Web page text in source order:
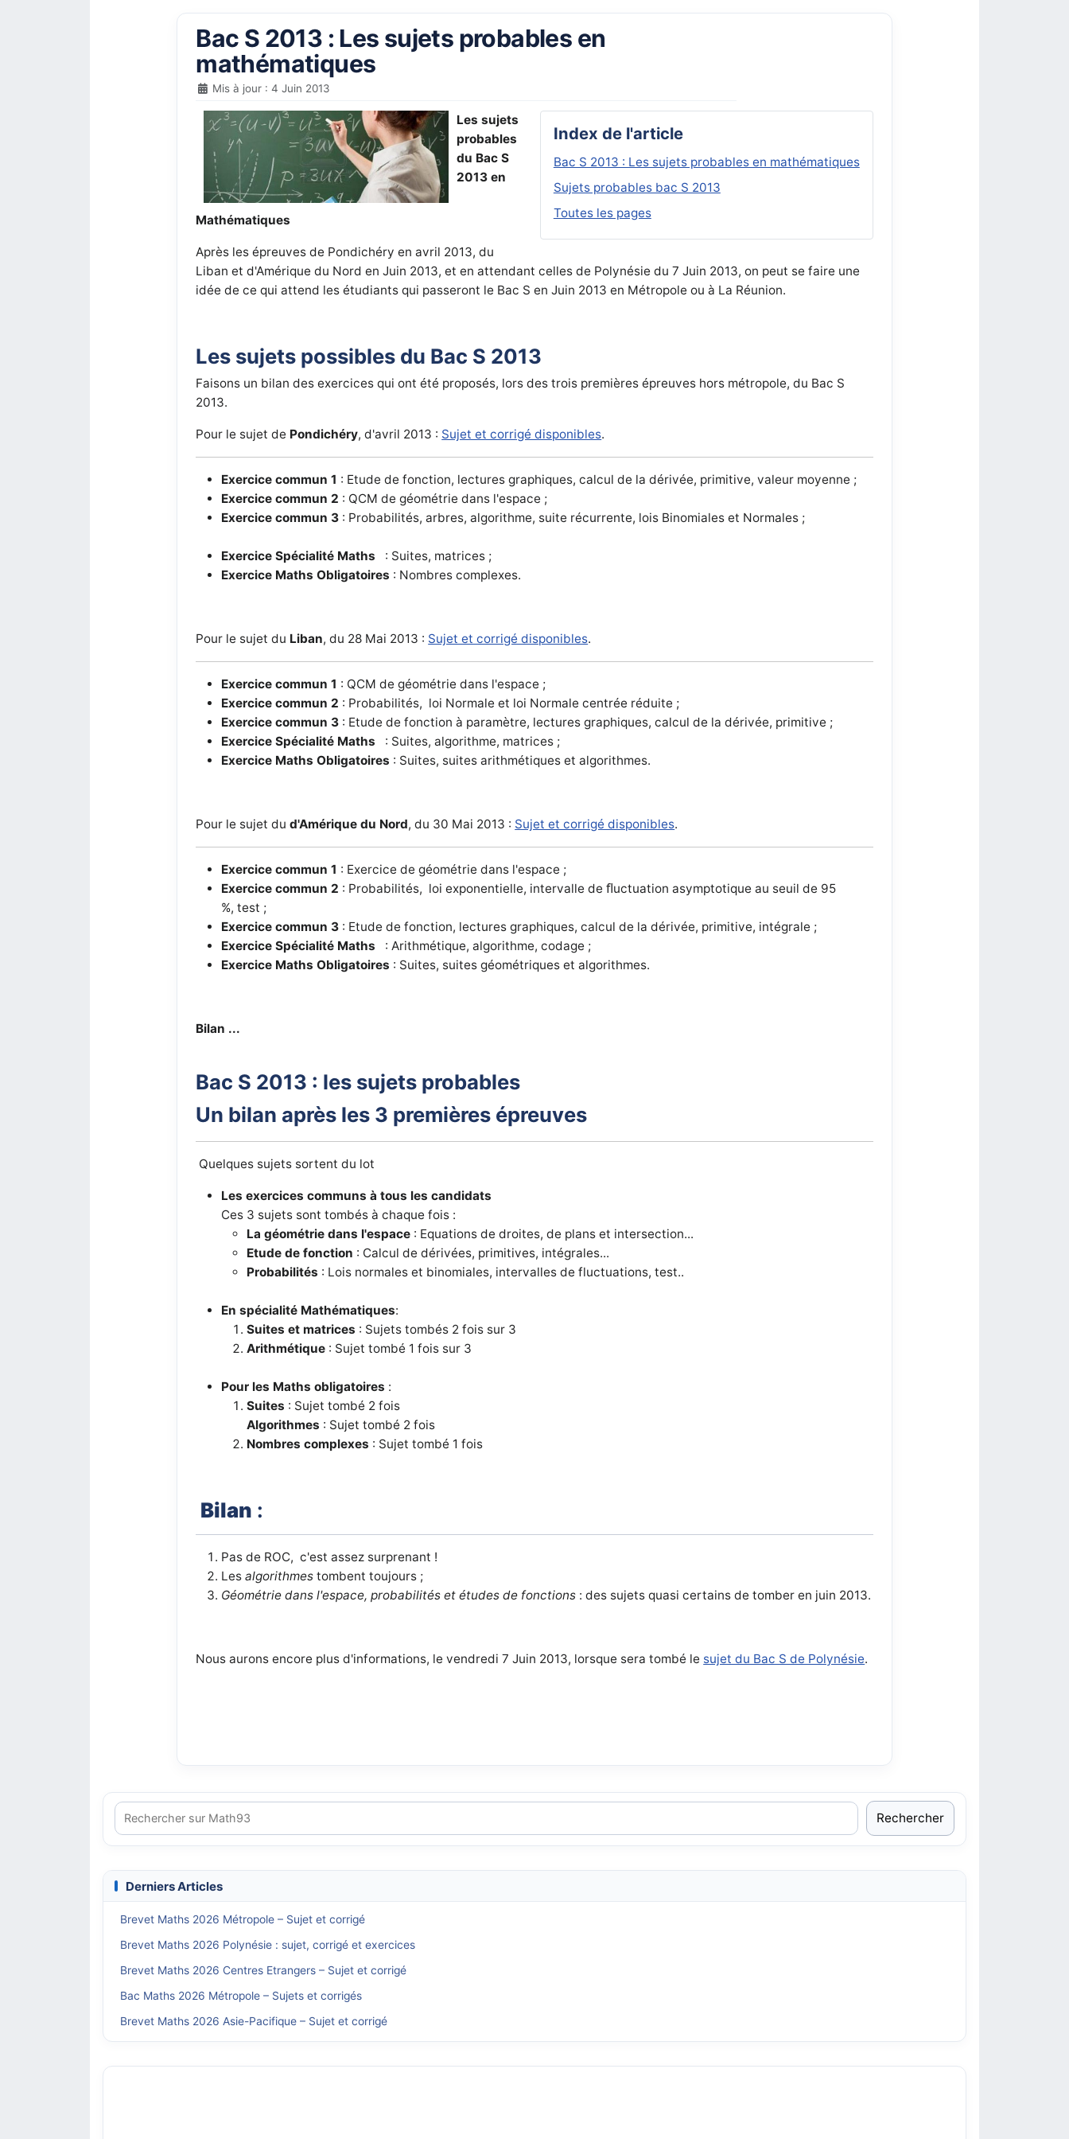
Bac S 2013 : Les sujets probables en
mathématiques
Mis à jour : 4 Juin 2013
Index de l'article
Bac S 2013 : Les sujets probables en mathématiques
Sujets probables bac S 2013
Toutes les pages
Les sujets
probables
du Bac S
2013 en
Mathématiques
Après les épreuves de Pondichéry en avril 2013, du
Liban et d'Amérique du Nord en Juin 2013, et en attendant celles de Polynésie du 7 Juin 2013, on peut se faire une
idée de ce qui attend les étudiants qui passeront le Bac S en Juin 2013 en Métropole ou à La Réunion.
Les sujets possibles du Bac S 2013
Faisons un bilan des exercices qui ont été proposés, lors des trois premières épreuves hors métropole, du Bac S
2013.
Pour le sujet de Pondichéry, d'avril 2013 : Sujet et corrigé disponibles.
Exercice commun 1 : Etude de fonction, lectures graphiques, calcul de la dérivée, primitive, valeur moyenne ;
Exercice commun 2 : QCM de géométrie dans l'espace ;
Exercice commun 3 : Probabilités, arbres, algorithme, suite récurrente, lois Binomiales et Normales ;
Exercice Spécialité Maths : Suites, matrices ;
Exercice Maths Obligatoires : Nombres complexes.
Pour le sujet du Liban, du 28 Mai 2013 : Sujet et corrigé disponibles.
Exercice commun 1 : QCM de géométrie dans l'espace ;
Exercice commun 2 : Probabilités, loi Normale et loi Normale centrée réduite ;
Exercice commun 3 : Etude de fonction à paramètre, lectures graphiques, calcul de la dérivée, primitive ;
Exercice Spécialité Maths : Suites, algorithme, matrices ;
Exercice Maths Obligatoires : Suites, suites arithmétiques et algorithmes.
Pour le sujet dud'Amérique du Nord, du 30 Mai 2013 : Sujet et corrigé disponibles.
Exercice commun 1 : Exercice de géométrie dans l'espace ;
Exercice commun 2 : Probabilités, loi exponentielle, intervalle de ﬂuctuation asymptotique au seuil de 95
%, test ;
Exercice commun 3 : Etude de fonction, lectures graphiques, calcul de la dérivée, primitive, intégrale ;
Exercice Spécialité Maths : Arithmétique, algorithme, codage ;
Exercice Maths Obligatoires : Suites, suites géométriques et algorithmes.
Bilan ...
Bac S 2013 : les sujets probables
Un bilan après les 3 premières épreuves
Quelques sujets sortent du lot
Les exercices communs à tous les candidats
Ces 3 sujets sont tombés à chaque fois :
La géométrie dans l'espace : Equations de droites, de plans et intersection...
Etude de fonction : Calcul de dérivées, primitives, intégrales...
Probabilités : Lois normales et binomiales, intervalles de fluctuations, test..
En spécialité Mathématiques:
Suites et matrices : Sujets tombés 2 fois sur 3
Arithmétique : Sujet tombé 1 fois sur 3
Pour les Maths obligatoires :
Suites : Sujet tombé 2 fois
Algorithmes : Sujet tombé 2 fois
Nombres complexes : Sujet tombé 1 fois
Bilan :
Pas de ROC, c'est assez surprenant !
Lesalgorithmes tombent toujours ;
Géométrie dans l'espace, probabilités et études de fonctions : des sujets quasi certains de tomber en juin 2013.
Nous aurons encore plus d'informations, le vendredi 7 Juin 2013, lorsque sera tombé le sujet du Bac S de Polynésie.
Rechercher
Derniers Articles
Brevet Maths 2026 Métropole – Sujet et corrigé
Brevet Maths 2026 Polynésie : sujet, corrigé et exercices
Brevet Maths 2026 Centres Etrangers – Sujet et corrigé
Bac Maths 2026 Métropole – Sujets et corrigés
Brevet Maths 2026 Asie-Pacifique – Sujet et corrigé